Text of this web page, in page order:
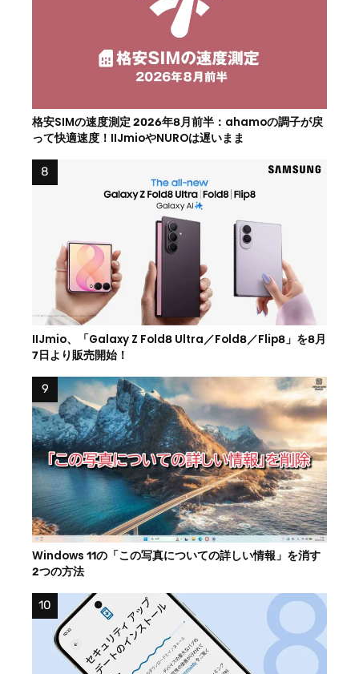
格安SIMの速度測定 2026年8月前半：ahamoの調子が戻
って快適速度！IIJmioやNUROは遅いまま
IIJmio、「Galaxy Z Fold8 Ultra／Fold8／Flip8」を8月
7日より販売開始！
Windows 11の「この写真についての詳しい情報」を消す
2つの方法